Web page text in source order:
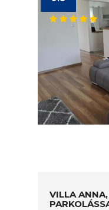
VILLA